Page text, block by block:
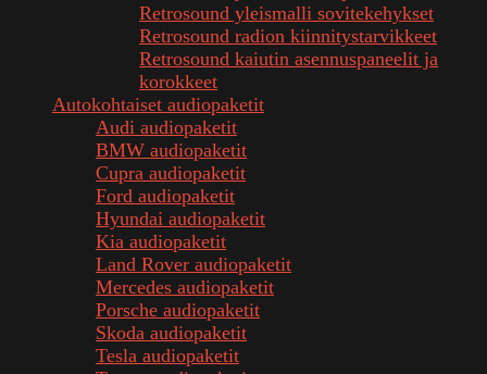
Retrosound yleismalli sovitekehykset
Retrosound radion kiinnitystarvikkeet
Retrosound kaiutin asennuspaneelit ja
korokkeet
Autokohtaiset audiopaketit
Audi audiopaketit
BMW audiopaketit
Cupra audiopaketit
Ford audiopaketit
Hyundai audiopaketit
Kia audiopaketit
Land Rover audiopaketit
Mercedes audiopaketit
Porsche audiopaketit
Skoda audiopaketit
Tesla audiopaketit